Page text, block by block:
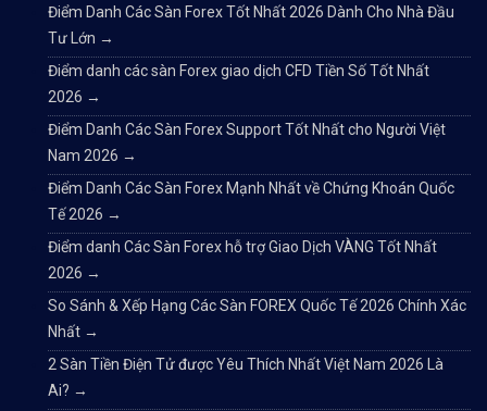
Điểm Danh Các Sàn Forex Tốt Nhất 2026 Dành Cho Nhà Đầu
Tư Lớn →
Điểm danh các sàn Forex giao dịch CFD Tiền Số Tốt Nhất
2026 →
Điểm Danh Các Sàn Forex Support Tốt Nhất cho Người Việt
Nam 2026 →
Điểm Danh Các Sàn Forex Mạnh Nhất về Chứng Khoán Quốc
Tế 2026 →
Điểm danh Các Sàn Forex hỗ trợ Giao Dịch VÀNG Tốt Nhất
2026 →
So Sánh & Xếp Hạng Các Sàn FOREX Quốc Tế 2026 Chính Xác
Nhất →
2 Sàn Tiền Điện Tử được Yêu Thích Nhất Việt Nam 2026 Là
Ai? →